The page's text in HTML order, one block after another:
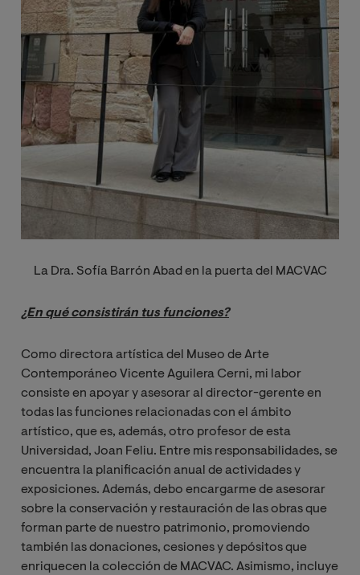
La Dra. Sofía Barrón Abad en la puerta del MACVAC
¿En qué consistirán tus funciones?
Como directora artística del Museo de Arte
Contemporáneo Vicente Aguilera Cerni, mi labor
consiste en apoyar y asesorar al director-gerente en
todas las funciones relacionadas con el ámbito
artístico, que es, además, otro profesor de esta
Universidad, Joan Feliu. Entre mis responsabilidades, se
encuentra la planificación anual de actividades y
exposiciones. Además, debo encargarme de asesorar
sobre la conservación y restauración de las obras que
forman parte de nuestro patrimonio, promoviendo
también las donaciones, cesiones y depósitos que
enriquecen la colección de MACVAC. Asimismo, incluye